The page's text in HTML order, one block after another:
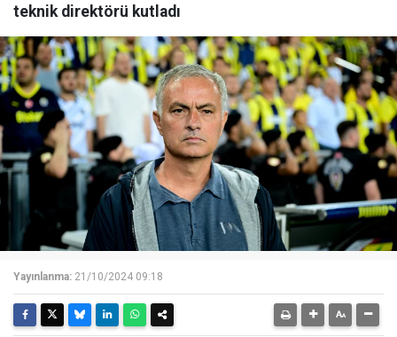
teknik direktörü kutladı
Yayınlanma: 21/10/2024 09:18